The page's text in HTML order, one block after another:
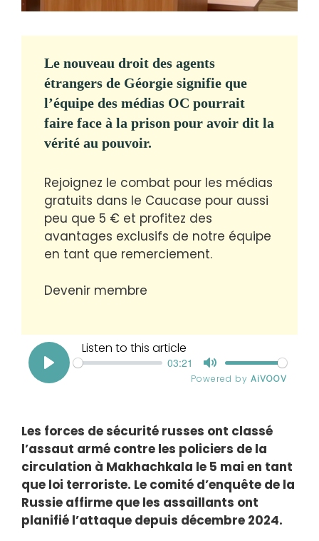
Le nouveau droit des agents
étrangers de Géorgie signifie que
l’équipe des médias OC pourrait
faire face à la prison pour avoir dit la
vérité au pouvoir.
Rejoignez le combat pour les médias
gratuits dans le Caucase pour aussi
peu que 5 € et profitez des
avantages exclusifs de notre équipe
en tant que remerciement.
Devenir membre
Les forces de sécurité russes ont classé
l’assaut armé contre les policiers de la
circulation à Makhachkala le 5 mai en tant
que loi terroriste. Le comité d’enquête de la
Russie affirme que les assaillants ont
planifié l’attaque depuis décembre 2024.